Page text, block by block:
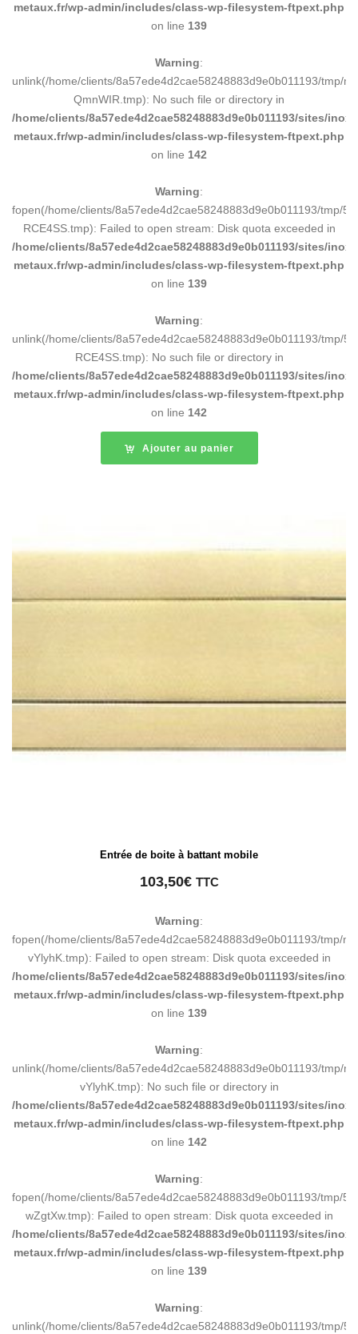
metaux.fr/wp-admin/includes/class-wp-filesystem-ftpext.php
on line 139
Warning:
unlink(/home/clients/8a57ede4d2cae58248883d9e0b011193/tmp/
QmnWIR.tmp): No such file or directory in
/home/clients/8a57ede4d2cae58248883d9e0b011193/sites/inox-
metaux.fr/wp-admin/includes/class-wp-filesystem-ftpext.php
on line 142
Warning:
fopen(/home/clients/8a57ede4d2cae58248883d9e0b011193/tmp/
RCE4SS.tmp): Failed to open stream: Disk quota exceeded in
/home/clients/8a57ede4d2cae58248883d9e0b011193/sites/inox-
metaux.fr/wp-admin/includes/class-wp-filesystem-ftpext.php
on line 139
Warning:
unlink(/home/clients/8a57ede4d2cae58248883d9e0b011193/tmp/
RCE4SS.tmp): No such file or directory in
/home/clients/8a57ede4d2cae58248883d9e0b011193/sites/inox-
metaux.fr/wp-admin/includes/class-wp-filesystem-ftpext.php
on line 142
Ajouter au panier
Entrée de boite à battant mobile
103,50€ TTC
Warning:
fopen(/home/clients/8a57ede4d2cae58248883d9e0b011193/tmp/
vYlyhK.tmp): Failed to open stream: Disk quota exceeded in
/home/clients/8a57ede4d2cae58248883d9e0b011193/sites/inox-
metaux.fr/wp-admin/includes/class-wp-filesystem-ftpext.php
on line 139
Warning:
unlink(/home/clients/8a57ede4d2cae58248883d9e0b011193/tmp/
vYlyhK.tmp): No such file or directory in
/home/clients/8a57ede4d2cae58248883d9e0b011193/sites/inox-
metaux.fr/wp-admin/includes/class-wp-filesystem-ftpext.php
on line 142
Warning:
fopen(/home/clients/8a57ede4d2cae58248883d9e0b011193/tmp/
wZgtXw.tmp): Failed to open stream: Disk quota exceeded in
/home/clients/8a57ede4d2cae58248883d9e0b011193/sites/inox-
metaux.fr/wp-admin/includes/class-wp-filesystem-ftpext.php
on line 139
Warning:
unlink(/home/clients/8a57ede4d2cae58248883d9e0b011193/tmp/